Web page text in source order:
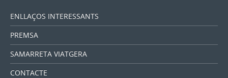
ENLLAÇOS INTERESSANTS
PREMSA
SAMARRETA VIATGERA
CONTACTE